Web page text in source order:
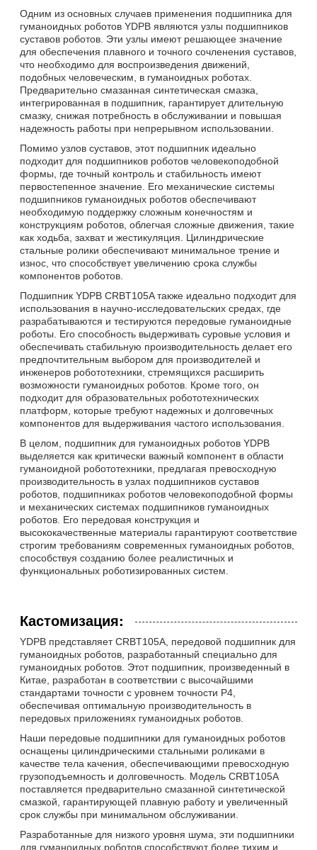
Одним из основных случаев применения подшипника для
гуманоидных роботов YDPB являются узлы подшипников
суставов роботов. Эти узлы имеют решающее значение
для обеспечения плавного и точного сочленения суставов,
что необходимо для воспроизведения движений,
подобных человеческим, в гуманоидных роботах.
Предварительно смазанная синтетическая смазка,
интегрированная в подшипник, гарантирует длительную
смазку, снижая потребность в обслуживании и повышая
надежность работы при непрерывном использовании.
Помимо узлов суставов, этот подшипник идеально
подходит для подшипников роботов человекоподобной
формы, где точный контроль и стабильность имеют
первостепенное значение. Его механические системы
подшипников гуманоидных роботов обеспечивают
необходимую поддержку сложным конечностям и
конструкциям роботов, облегчая сложные движения, такие
как ходьба, захват и жестикуляция. Цилиндрические
стальные ролики обеспечивают минимальное трение и
износ, что способствует увеличению срока службы
компонентов роботов.
Подшипник YDPB CRBT105A также идеально подходит для
использования в научно-исследовательских средах, где
разрабатываются и тестируются передовые гуманоидные
роботы. Его способность выдерживать суровые условия и
обеспечивать стабильную производительность делает его
предпочтительным выбором для производителей и
инженеров робототехники, стремящихся расширить
возможности гуманоидных роботов. Кроме того, он
подходит для образовательных робототехнических
платформ, которые требуют надежных и долговечных
компонентов для выдерживания частого использования.
В целом, подшипник для гуманоидных роботов YDPB
выделяется как критически важный компонент в области
гуманоидной робототехники, предлагая превосходную
производительность в узлах подшипников суставов
роботов, подшипниках роботов человекоподобной формы
и механических системах подшипников гуманоидных
роботов. Его передовая конструкция и
высококачественные материалы гарантируют соответствие
строгим требованиям современных гуманоидных роботов,
способствуя созданию более реалистичных и
функциональных роботизированных систем.
Кастомизация:
YDPB представляет CRBT105A, передовой подшипник для
гуманоидных роботов, разработанный специально для
гуманоидных роботов. Этот подшипник, произведенный в
Китае, разработан в соответствии с высочайшими
стандартами точности с уровнем точности P4,
обеспечивая оптимальную производительность в
передовых приложениях гуманоидных роботов.
Наши передовые подшипники для гуманоидных роботов
оснащены цилиндрическими стальными роликами в
качестве тела качения, обеспечивающими превосходную
грузоподъемность и долговечность. Модель CRBT105A
поставляется предварительно смазанной синтетической
смазкой, гарантирующей плавную работу и увеличенный
срок службы при минимальном обслуживании.
Разработанные для низкого уровня шума, эти подшипники
для гуманоидных роботов способствуют более тихим и